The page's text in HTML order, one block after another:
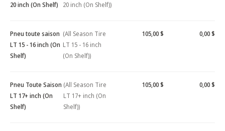
20 inch (On Shelf)
20 inch (On Shelf))
Pneu toute saison
LT 15 - 16 inch (On
Shelf)
(All Season Tire
LT 15 - 16 inch
(On Shelf))
105,00 $ 0,00 $
Pneu Toute Saison
LT 17+ inch (On
Shelf)
(All Season Tire
LT 17+ inch (On
Shelf))
105,00 $ 0,00 $